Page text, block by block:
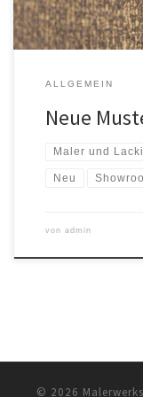
ALLGEMEIN
Neue
Maler und
Neu
von admin
© 2026